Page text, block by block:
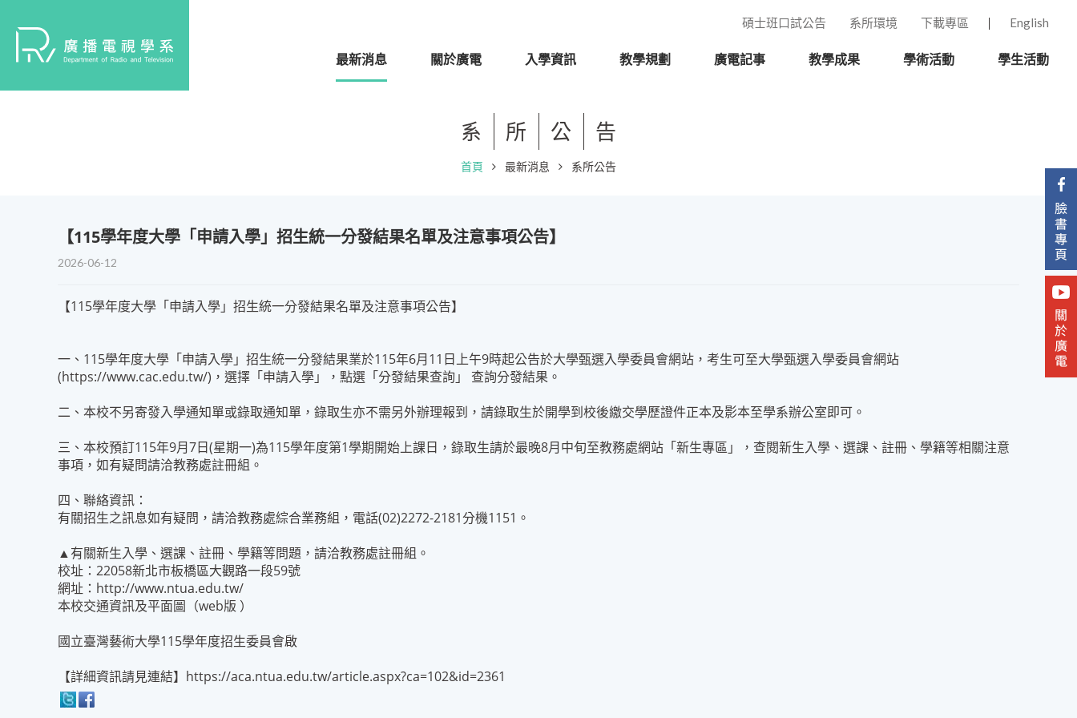
碩士班口試公告 系所環境 下載專區 English
最新消息 關於廣電 入學資訊 教學規劃 廣電記事 教學成果 學術活動 學生活動
系 所 公 告
首頁 最新消息 系所公告
【115學年度大學「申請入學」招生統一分發結果名單及注意事項公告】
2026-06-12
【115學年度大學「申請入學」招生統一分發結果名單及注意事項公告】
一、115學年度大學「申請入學」招生統一分發結果業於115年6月11日上午9時起公告於大學甄選入學委員會網站，考生可至大學甄選入學委員會網站
(https://www.cac.edu.tw/)，選擇「申請入學」，點選「分發結果查詢」 查詢分發結果。
二、本校不另寄發入學通知單或錄取通知單，錄取生亦不需另外辦理報到，請錄取生於開學到校後繳交學歷證件正本及影本至學系辦公室即可。
三、本校預訂115年9月7日(星期一)為115學年度第1學期開始上課日，錄取生請於最晚8月中旬至教務處網站「新生專區」，查閱新生入學、選課、註冊、學籍等相關注意
事項，如有疑問請洽教務處註冊組。
四、聯絡資訊：
有關招生之訊息如有疑問，請洽教務處綜合業務組，電話(02)2272-2181分機1151。
▲有關新生入學、選課、註冊、學籍等問題，請洽教務處註冊組。
校址：22058新北市板橋區大觀路一段59號
網址：http://www.ntua.edu.tw/
本校交通資訊及平面圖（web版 ）
國立臺灣藝術大學115學年度招生委員會啟
【詳細資訊請見連結】https://aca.ntua.edu.tw/article.aspx?ca=102&id=2361